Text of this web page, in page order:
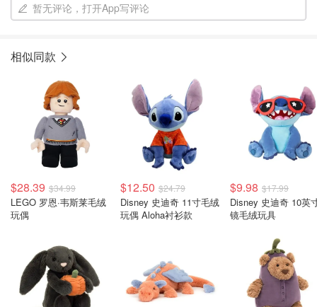
暂无评论，打开App写评论
相似同款
$28.39 $34.99
LEGO 罗恩·韦斯莱毛绒
玩偶
$12.50 $24.79
Disney 史迪奇 11寸毛绒
玩偶 Aloha衬衫款
$9.98 $17.99
Disney 史迪奇 10英
镜毛绒玩具